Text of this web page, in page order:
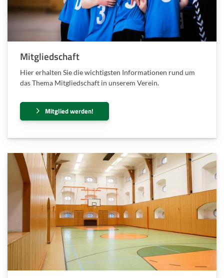
Mitgliedschaft
Hier erhalten Sie die wichtigsten Informationen rund um
das Thema Mitgliedschaft in unserem Verein.
Mitglied werden!